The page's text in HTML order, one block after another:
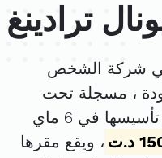
ترادينغ
هي شركة الشخص
، مسجلة تحت
. تم تأسيسها في 6 ماي
د.ت
، ويقع مقرها